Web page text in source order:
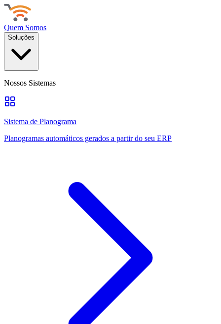
Quem Somos
Soluções
Nossos Sistemas
Sistema de Planograma
Planogramas automáticos gerados a partir do seu ERP